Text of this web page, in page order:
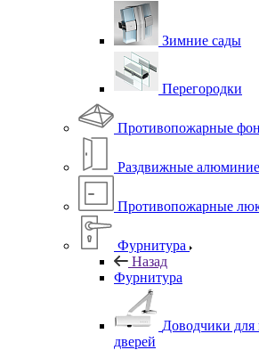
Зимние сады
Перегородки
Противопожарные
Раздвижные
Противопожарные
Фурнитура
Назад
Фурнитура
Доводчики
дверей